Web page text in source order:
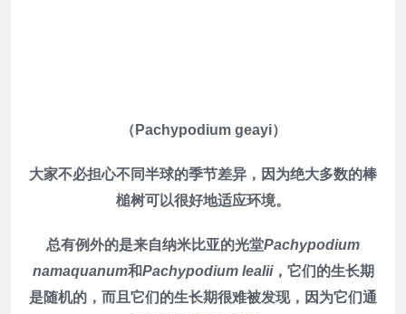
（Pachypodium geayi）
大家不必担心不同半球的季节差异，因为绝大多数的棒
槌树可以很好地适应环境。
总有例外的是来自纳米比亚的光堂Pachypodium
namaquanum和Pachypodium lealii，它们的生长期
是随机的，而且它们的生长期很难被发现，因为它们通